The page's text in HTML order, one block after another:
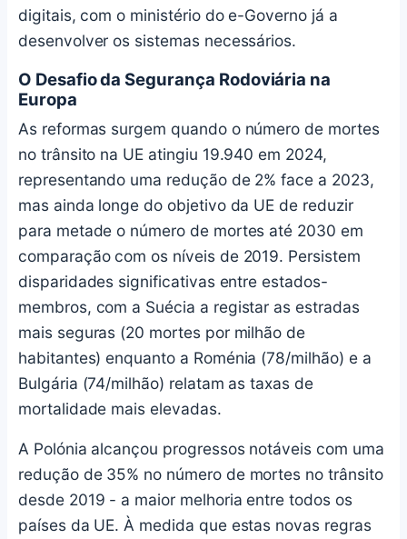
digitais, com o ministério do e-Governo já a
desenvolver os sistemas necessários.
O Desafio da Segurança Rodoviária na
Europa
As reformas surgem quando o número de mortes
no trânsito na UE atingiu 19.940 em 2024,
representando uma redução de 2% face a 2023,
mas ainda longe do objetivo da UE de reduzir
para metade o número de mortes até 2030 em
comparação com os níveis de 2019. Persistem
disparidades significativas entre estados-
membros, com a Suécia a registar as estradas
mais seguras (20 mortes por milhão de
habitantes) enquanto a Roménia (78/milhão) e a
Bulgária (74/milhão) relatam as taxas de
mortalidade mais elevadas.
A Polónia alcançou progressos notáveis com uma
redução de 35% no número de mortes no trânsito
desde 2019 - a maior melhoria entre todos os
países da UE. À medida que estas novas regras